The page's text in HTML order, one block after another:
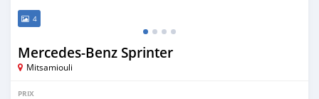
4
Mercedes‒Benz Sprinter
Mitsamiouli
PRIX